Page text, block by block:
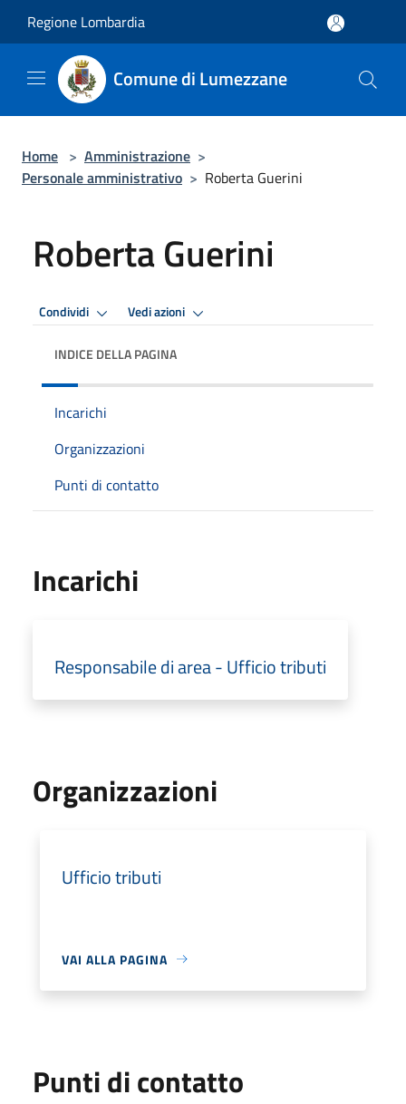
Regione Lombardia
Comune di Lumezzane
Home > Amministrazione >
Personale amministrativo > Roberta Guerini
Roberta Guerini
Condividi Vedi azioni
INDICE DELLA PAGINA
Incarichi
Organizzazioni
Punti di contatto
Incarichi
Responsabile di area - Ufficio tributi
Organizzazioni
Ufficio tributi
VAI ALLA PAGINA
Punti di contatto